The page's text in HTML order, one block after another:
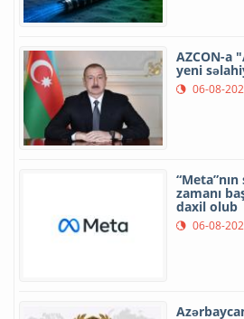
AZCON-a
yeni
06-08-
zamanı
daxil olub
06-08-